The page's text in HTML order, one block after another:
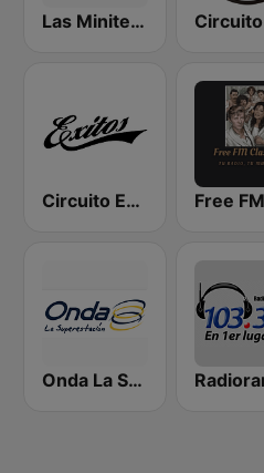
Las Minitecas Originales
Circuito Exitos 99.9 FM
Onda La Superestación